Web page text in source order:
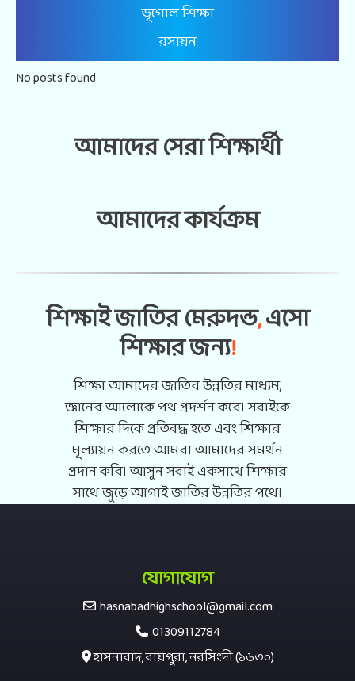
ভূগোল শিক্ষা
রসায়ন
No posts found
আমাদের সেরা শিক্ষার্থী
আমাদের কার্যক্রম
ভিডিও গ্যালারি
আমাদের ঠিকানা
হাসনাবাদ, রায়পুরা, নরসিংদী(১৬৩০)
শিক্ষাই জাতির মেরুদন্ড,এসো
শিক্ষার জন্য!
শিক্ষা আমাদের জাতির উন্নতির মাধ্যম,
জ্ঞানের আলোকে পথ প্রদর্শন করে। সবাইকে
শিক্ষার দিকে প্রতিবদ্ধ হতে এবং শিক্ষার
মূল্যায়ন করতে আমরা আমাদের সমর্থন
প্রদান করি। আসুন সবাই একসাথে শিক্ষার
সাথে জুড়ে আগাই জাতির উন্নতির পথে।
যোগাযোগ
hasnabadhighschool@gmail.com
01309112784
হাসনাবাদ, রায়পুরা, নরসিংদী (১৬৩০)